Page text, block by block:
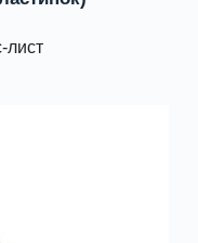
лист